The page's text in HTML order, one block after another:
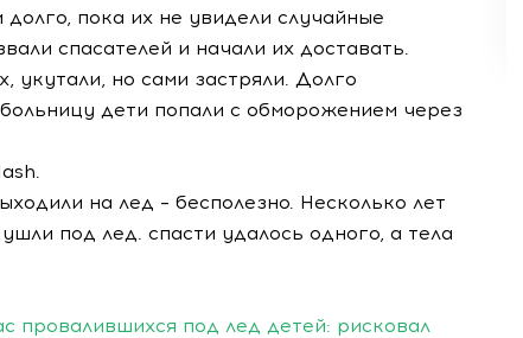
пока их не увидели случайные
спасателей и начали их доставать.
укутали, но сами застряли. Долго
дети попали с обморожением через
на лед – бесполезно. Несколько лет
под лед. спасти удалось одного, а тела
провалившихся под лед детей: рисковал